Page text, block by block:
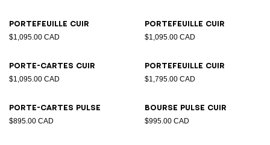
Portefeuille cuir
$1,095.00 CAD
Portefeuille cuir
$1,095.00 CAD
Porte-cartes cuir
$1,095.00 CAD
Portefeuille cuir
$1,795.00 CAD
Porte-cartes Pulse
$895.00 CAD
Bourse Pulse cuir
$995.00 CAD